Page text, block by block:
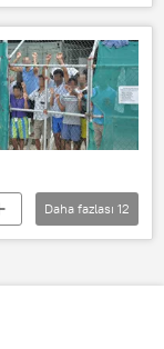
Daha fazlası 12